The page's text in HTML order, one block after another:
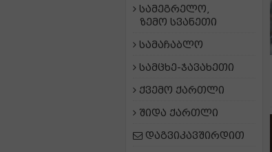
სამეგრელო,
ზემო სვანეთი
სამაჩაბლო
სამცხე-ჯავახეთი
ქვემო ქართლი
შიდა ქართლი
დაგვიკავშირდით